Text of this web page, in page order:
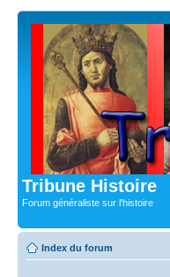
Tribune Histoire
Forum généraliste sur l'histoire
Index du forum